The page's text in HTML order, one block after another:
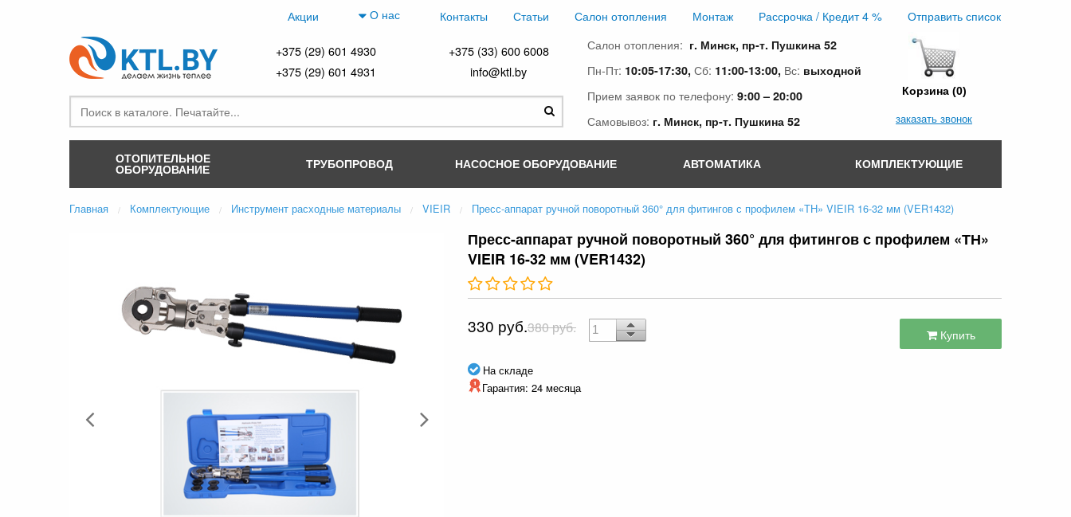
Акции О нас Контакты Статьи Салон отопления Монтаж Рассрочка / Кредит 4 % Отправить список
+375 (29) 601 4930
+375 (33) 600 6008
+375 (29) 601 4931
info@ktl.by
Салон отопления: г. Минск, пр-т. Пушкина 52
Пн-Пт: 10:05-17:30, Сб: 11:00-13:00, Вс: выходной
Прием заявок по телефону: 9:00 – 20:00
Самовывоз: г. Минск, пр-т. Пушкина 52
Корзина (0)
заказать звонок
ОТОПИТЕЛЬНОЕ
ОБОРУДОВАНИЕ ТРУБОПРОВОД НАСОСНОЕ ОБОРУДОВАНИЕ АВТОМАТИКА КОМПЛЕКТУЮЩИЕ
Главная Комплектующие Инструмент расходные материалы VIEIR Пресс-аппарат ручной поворотный 360° для фитингов с профилем «ТН» VIEIR 16-32 мм (VER1432)
Пресс-аппарат ручной поворотный 360° для фитингов с профилем «ТН»
VIEIR 16-32 мм (VER1432)
330 руб.380 руб. Купить
На складе
Гарантия: 24 месяца